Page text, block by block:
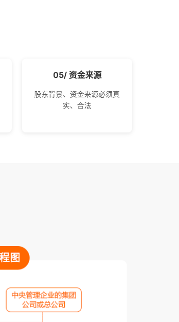
05/ 资金来源
股东背景、资金来源必须真
实、合法